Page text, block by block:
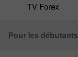
TV Forex
Pour les débutants